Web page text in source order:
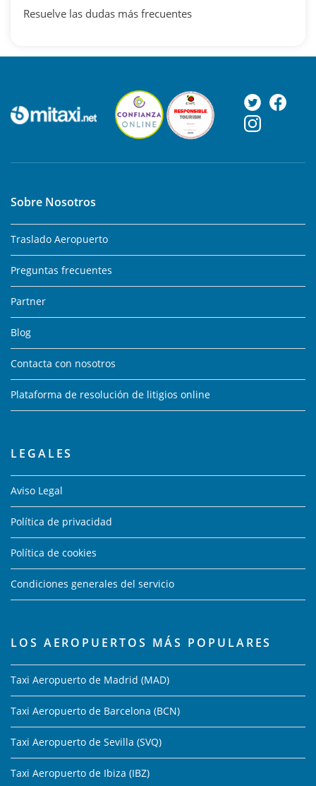
Resuelve las dudas más frecuentes
Sobre Nosotros
Traslado Aeropuerto
Preguntas frecuentes
Partner
Blog
Contacta con nosotros
Plataforma de resolución de litigios online
LEGALES
Aviso Legal
Política de privacidad
Política de cookies
Condiciones generales del servicio
LOS AEROPUERTOS MÁS POPULARES
Taxi Aeropuerto de Madrid (MAD)
Taxi Aeropuerto de Barcelona (BCN)
Taxi Aeropuerto de Sevilla (SVQ)
Taxi Aeropuerto de Ibiza (IBZ)